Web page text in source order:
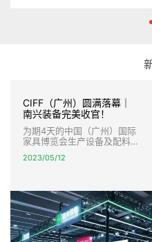
CIFF（广州）圆满落幕｜
南兴装备完美收官！
为期4天的中国（广州）国际
家具博览会生产设备及配料展
官。 本届展会，南兴装备以
光封边，柔性封边连线、高速
智能钻孔以及智能生产线等创
新技术和解决方案，引爆全
场，盛况空前，宾客盈门，签
约不断。
2023/05/12